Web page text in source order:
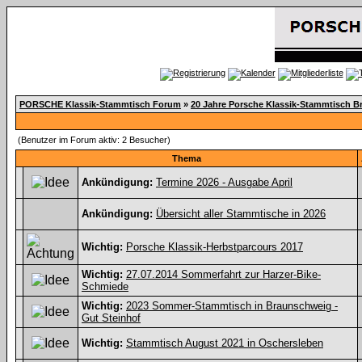
PORSCHE Klassik-Stammtisch Forum » 20 Jahre Porsche Klassik-Stammtisch
(Benutzer im Forum aktiv: 2 Besucher)
Thema
Ankündigung: Termine 2026 - Ausgabe April
Ankündigung: Übersicht aller Stammtische in 2026
Wichtig: Porsche Klassik-Herbstparcours 2017
Wichtig: 27.07.2014 Sommerfahrt zur Harzer-Bike-
Schmiede
Wichtig: 2023 Sommer-Stammtisch in Braunschweig -
Gut Steinhof
Wichtig: Stammtisch August 2021 in Oschersleben